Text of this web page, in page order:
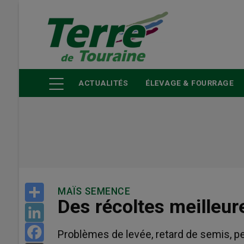
principal
ACTUALITÉS ÉLEVAGE & FOURRAGE
Share
LinkedIn
Facebook
MAÏS SEMENCE
Des récoltes
Problèmes de levée, retard de semis,